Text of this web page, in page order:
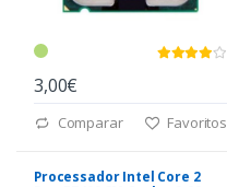
3,00€
Comparar Favoritos
Processador Intel Core 2